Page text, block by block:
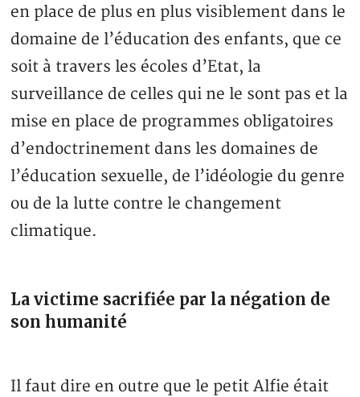
en place de plus en plus visiblement dans le
domaine de l’éducation des enfants, que ce
soit à travers les écoles d’Etat, la
surveillance de celles qui ne le sont pas et la
mise en place de programmes obligatoires
d’endoctrinement dans les domaines de
l’éducation sexuelle, de l’idéologie du genre
ou de la lutte contre le changement
climatique.
La victime sacrifiée par la négation de
son humanité
Il faut dire en outre que le petit Alfie était